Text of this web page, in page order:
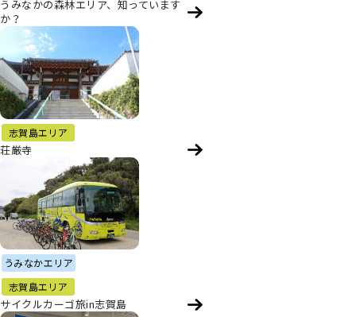
うみなかの森林エリア、知っています
か？
志賀島エリア
荘厳寺
うみなかエリア
志賀島エリア
サイクルカーゴ旅in志賀島